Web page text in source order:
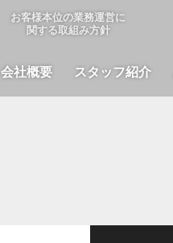
お客様本位の業務運営に
関する取組み方針
会社概要 スタッフ紹介